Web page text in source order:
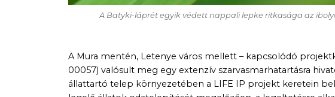
A Batyki-láprét egyik védett nappali lepke ritkasága az
A Mura mentén, Letenye város mellett – kapcsolódó
00057) valósult meg egy extenzív szarvasmarhatartásra
állattartó telep környezetében a LIFE IP projekt keretein